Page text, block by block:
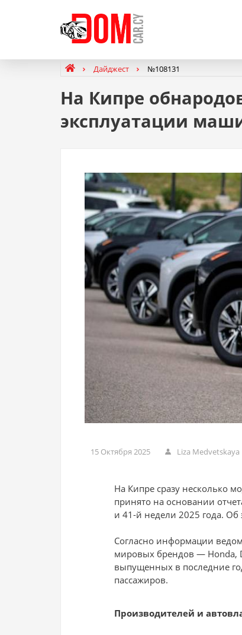
Дайджест №108131
На Кипре
эксплуатации
15 Октября 2025 Liza Medvetskaya
На Кипре сразу несколько
принято на основании
и 41-й недели 2025 года. Об
Согласно информации
мировых брендов — Honda,
выпущенных в последние
пассажиров.
Производителей и